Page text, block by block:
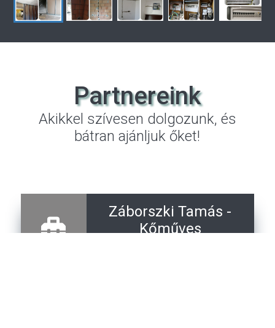
Partnereink
Akikkel szívesen dolgozunk, és
bátran ajánljuk őket!
Záborszki Tamás -
Kőműves